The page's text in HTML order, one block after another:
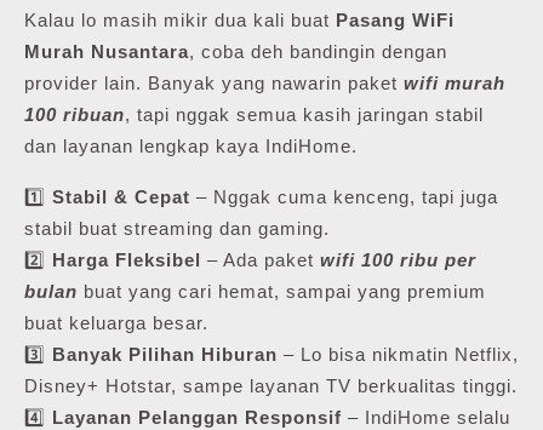
Kalau lo masih mikir dua kali buat Pasang WiFi
Murah Nusantara, coba deh bandingin dengan
provider lain. Banyak yang nawarin paket wifi murah
100 ribuan, tapi nggak semua kasih jaringan stabil
dan layanan lengkap kaya IndiHome.
1️⃣ Stabil & Cepat – Nggak cuma kenceng, tapi juga
stabil buat streaming dan gaming.
2️⃣ Harga Fleksibel – Ada paket wifi 100 ribu per
bulan buat yang cari hemat, sampai yang premium
buat keluarga besar.
3️⃣ Banyak Pilihan Hiburan – Lo bisa nikmatin Netflix,
Disney+ Hotstar, sampe layanan TV berkualitas tinggi.
4️⃣ Layanan Pelanggan Responsif – IndiHome selalu